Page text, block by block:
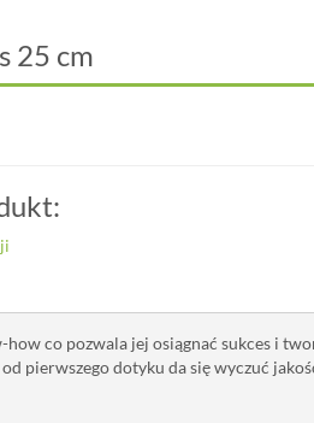
25 cm
co pozwala jej osiągnać sukces i
pierwszego dotyku da się wyczuć